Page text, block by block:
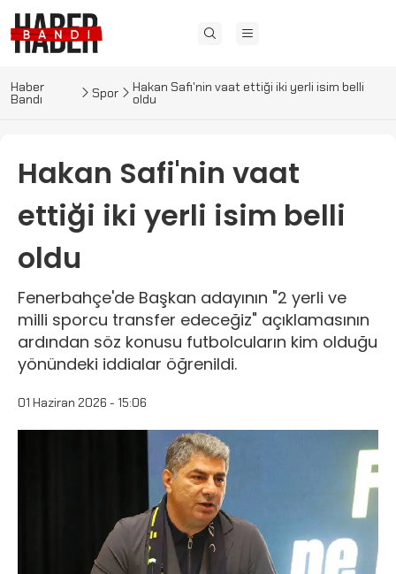
Haber
Bandı Spor Hakan Safi'nin vaat ettiği iki yerli isim belli
oldu
Hakan Safi'nin vaat
ettiği iki yerli isim belli
oldu
Fenerbahçe'de Başkan adayının "2 yerli ve
milli sporcu transfer edeceğiz" açıklamasının
ardından söz konusu futbolcuların kim olduğu
yönündeki iddialar öğrenildi.
01 Haziran 2026 - 15:06